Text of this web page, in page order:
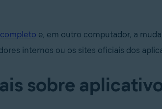
e, em outro computador, a
internos ou os sites oficiais dos
sobre